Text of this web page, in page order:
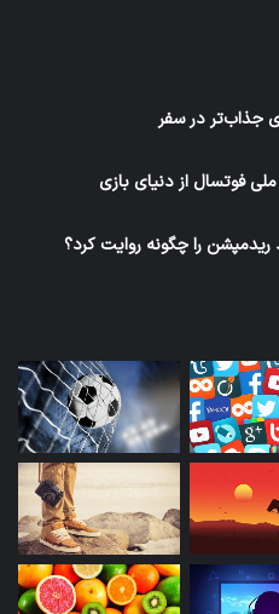
فوتسال از دنیای بازی
ریدمپشن را چگونه روایت کرد؟